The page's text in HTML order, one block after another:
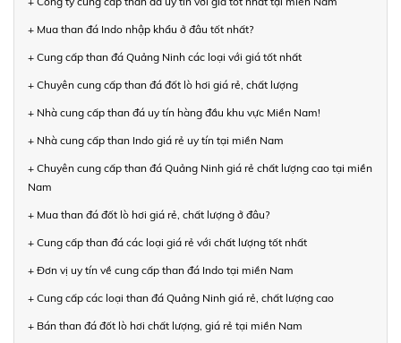
+ Mua than đá Indo nhập khẩu ở đâu tốt nhất?
+ Cung cấp than đá Quảng Ninh các loại với giá tốt nhất
+ Chuyên cung cấp than đá đốt lò hơi giá rẻ, chất lượng
+ Nhà cung cấp than đá uy tín hàng đầu khu vực Miền Nam!
+ Nhà cung cấp than Indo giá rẻ uy tín tại miền Nam
+ Chuyên cung cấp than đá Quảng Ninh giá rẻ chất lượng cao tại miền
Nam
+ Mua than đá đốt lò hơi giá rẻ, chất lượng ở đâu?
+ Cung cấp than đá các loại giá rẻ với chất lượng tốt nhất
+ Đơn vị uy tín về cung cấp than đá Indo tại miền Nam
+ Cung cấp các loại than đá Quảng Ninh giá rẻ, chất lượng cao
+ Bán than đá đốt lò hơi chất lượng, giá rẻ tại miền Nam